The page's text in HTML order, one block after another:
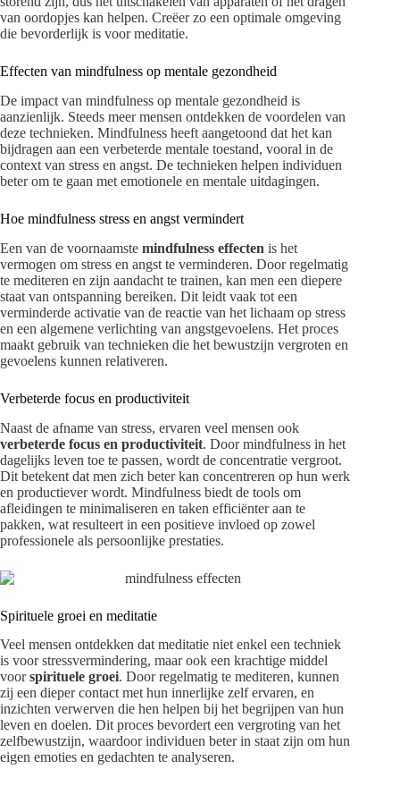
van oordopjes kan helpen. Creëer zo een optimale omgeving
die bevorderlijk is voor meditatie.
Effecten van mindfulness op mentale gezondheid
De impact van mindfulness op mentale gezondheid is
aanzienlijk. Steeds meer mensen ontdekken de voordelen van
deze technieken. Mindfulness heeft aangetoond dat het kan
bijdragen aan een verbeterde mentale toestand, vooral in de
context van stress en angst. De technieken helpen individuen
beter om te gaan met emotionele en mentale uitdagingen.
Hoe mindfulness stress en angst vermindert
Een van de voornaamste mindfulness effecten is het
vermogen om stress en angst te verminderen. Door regelmatig
te mediteren en zijn aandacht te trainen, kan men een diepere
staat van ontspanning bereiken. Dit leidt vaak tot een
verminderde activatie van de reactie van het lichaam op stress
en een algemene verlichting van angstgevoelens. Het proces
maakt gebruik van technieken die het bewustzijn vergroten en
gevoelens kunnen relativeren.
Verbeterde focus en productiviteit
Naast de afname van stress, ervaren veel mensen ook
verbeterde focus en productiviteit. Door mindfulness in het
dagelijks leven toe te passen, wordt de concentratie vergroot.
Dit betekent dat men zich beter kan concentreren op hun werk
en productiever wordt. Mindfulness biedt de tools om
afleidingen te minimaliseren en taken efficiënter aan te
pakken, wat resulteert in een positieve invloed op zowel
professionele als persoonlijke prestaties.
Spirituele groei en meditatie
Veel mensen ontdekken dat meditatie niet enkel een techniek
is voor stressvermindering, maar ook een krachtige middel
voorspirituele groei. Door regelmatig te mediteren, kunnen
zij een dieper contact met hun innerlijke zelf ervaren, en
inzichten verwerven die hen helpen bij het begrijpen van hun
leven en doelen. Dit proces bevordert een vergroting van het
zelfbewustzijn, waardoor individuen beter in staat zijn om hun
eigen emoties en gedachten te analyseren.